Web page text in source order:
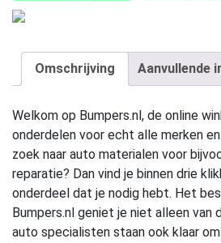
Omschrijving Aanvullende
Welkom op Bumpers.nl, de online
onderdelen voor echt alle merken
zoek naar auto materialen voor
reparatie? Dan vind je binnen drie
onderdeel dat je nodig hebt. Het
Bumpers.nl geniet je niet alleen van
auto specialisten staan ook klaar